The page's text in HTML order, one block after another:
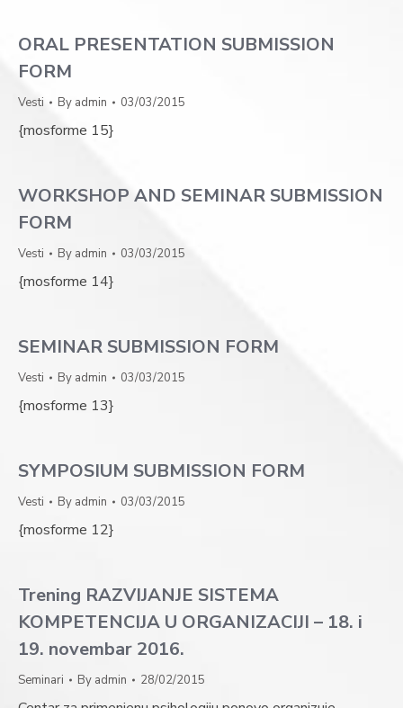
ORAL PRESENTATION SUBMISSION
FORM
Vesti By admin 03/03/2015
{mosforme 15}
WORKSHOP AND SEMINAR SUBMISSION
FORM
Vesti By admin 03/03/2015
{mosforme 14}
SEMINAR SUBMISSION FORM
Vesti By admin 03/03/2015
{mosforme 13}
SYMPOSIUM SUBMISSION FORM
Vesti By admin 03/03/2015
{mosforme 12}
Trening RAZVIJANJE SISTEMA
KOMPETENCIJA U ORGANIZACIJI – 18. i
19. novembar 2016.
Seminari By admin 28/02/2015